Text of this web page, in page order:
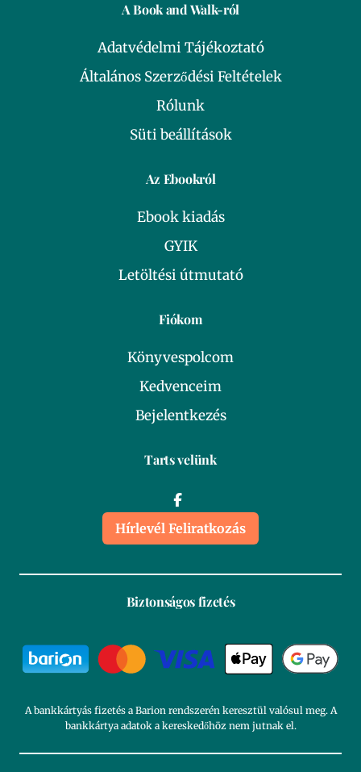
A Book and Walk-ról
Adatvédelmi Tájékoztató
Általános Szerződési Feltételek
Rólunk
Süti beállítások
Az Ebookról
Ebook kiadás
GYIK
Letöltési útmutató
Fiókom
Könyvespolcom
Kedvenceim
Bejelentkezés
Tarts velünk
Hírlevél Feliratkozás
Biztonságos fizetés
A bankkártyás fizetés a Barion rendszerén keresztül valósul meg. A
bankkártya adatok a kereskedőhöz nem jutnak el.